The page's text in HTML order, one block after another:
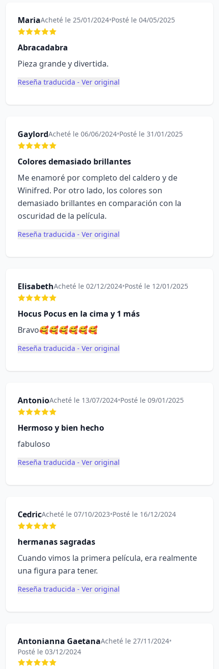
MariaAcheté le 25/01/2024•Posté le 04/05/2025
Abracadabra
Pieza grande y divertida.
Reseña traducida - Ver original
GaylordAcheté le 06/06/2024•Posté le 31/01/2025
Colores demasiado brillantes
Me enamoré por completo del caldero y de
Winifred. Por otro lado, los colores son
demasiado brillantes en comparación con la
oscuridad de la película.
Reseña traducida - Ver original
ElisabethAcheté le 02/12/2024•Posté le 12/01/2025
Hocus Pocus en la cima y 1 más
Bravo🥰🥰🥰🥰🥰🥰
Reseña traducida - Ver original
AntonioAcheté le 13/07/2024•Posté le 09/01/2025
Hermoso y bien hecho
fabuloso
Reseña traducida - Ver original
CedricAcheté le 07/10/2023•Posté le 16/12/2024
hermanas sagradas
Cuando vimos la primera película, era realmente
una figura para tener.
Reseña traducida - Ver original
Antonianna GaetanaAcheté le 27/11/2024•
Posté le 03/12/2024